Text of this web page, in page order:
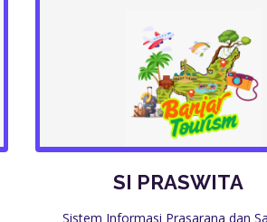
SI PRASWITA
Sistem Informasi Prasarana dan